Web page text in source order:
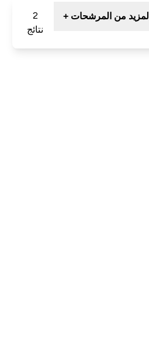
المزيد من المرشحات +
2
نتائج